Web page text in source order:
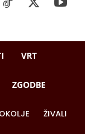
VRT
ZGODBE
ŽIVALI